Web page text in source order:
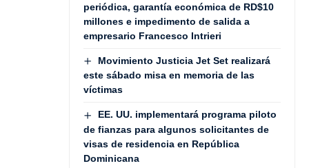
periódica, garantía económica de RD$10
millones e impedimento de salida a
empresario Francesco Intrieri
Movimiento Justicia Jet Set realizará
este sábado misa en memoria de las
víctimas
EE. UU. implementará programa piloto
de fianzas para algunos solicitantes de
visas de residencia en República
Dominicana